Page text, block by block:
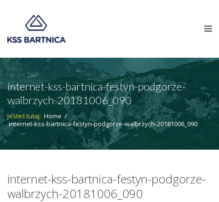
internet-kss-bartnica-festyn-podgorze-
walbrzych-20181006_090
Jesteś tutaj: Home /
internet-kss-bartnica-festyn-podgorze-walbrzych-20181006_090
internet-kss-bartnica-festyn-podgorze-
walbrzych-20181006_090